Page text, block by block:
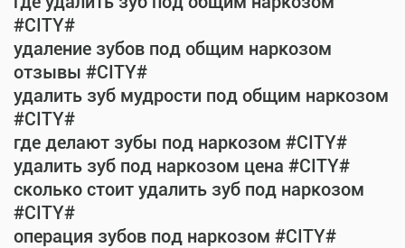
#CITY#
удаление зубов под общим наркозом
отзывы #CITY#
удалить зуб мудрости под общим наркозом
#CITY#
где делают зубы под наркозом #CITY#
удалить зуб под наркозом цена #CITY#
сколько стоит удалить зуб под наркозом
#CITY#
операция зубов под наркозом #CITY#